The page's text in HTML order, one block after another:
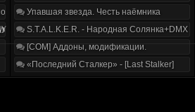
и отвага
Упавшая звезда. Честь наёмника
S.T.A.L.K.E.R. - Народная
[COM] Аддоны, модификации.
«Последний Сталкер» - [Last Stalker]